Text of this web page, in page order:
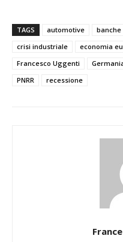
TAGS automotive banche
crisi industriale
economia
Francesco Uggenti
PNRR
recessione